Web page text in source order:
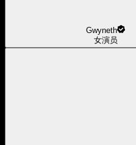
Gwyneth
女演员